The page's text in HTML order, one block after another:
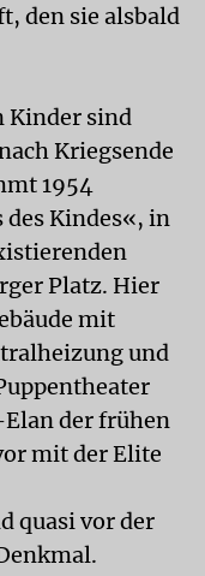
den sie alsbald
Kinder sind
Kriegsende
1954
Kindes«, in
Platz. Hier
mit
und
der frühen
mit der Elite
quasi vor der